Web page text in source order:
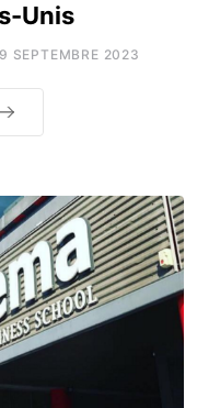
Unis
SEPTEMBRE 2023